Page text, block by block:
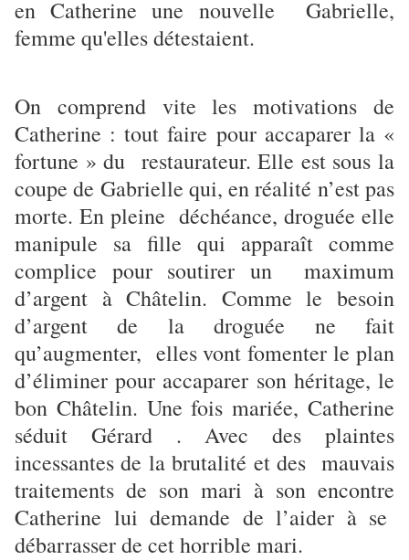
en Catherine une nouvelle Gabrielle,
femme qu'elles détestaient.
On comprend vite les motivations de
Catherine : tout faire pour accaparer la «
fortune » du restaurateur. Elle est sous la
coupe de Gabrielle qui, en réalité n’est pas
morte. En pleine déchéance, droguée elle
manipule sa fille qui apparaît comme
complice pour soutirer un maximum
d’argent à Châtelin. Comme le besoin
d’argent de la droguée ne fait
qu’augmenter, elles vont fomenter le plan
d’éliminer pour accaparer son héritage, le
bon Châtelin. Une fois mariée, Catherine
séduit Gérard . Avec des plaintes
incessantes de la brutalité et des mauvais
traitements de son mari à son encontre
Catherine lui demande de l’aider à se
débarrasser de cet horrible mari.